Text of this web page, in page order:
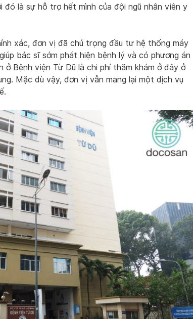
đó là sự hỗ trợ hết mình của đội ngũ nhân viên y
xác, đơn vị đã chú trọng đầu tư hệ thống máy
bác sĩ sớm phát hiện bệnh lý và có phương án
ở Bệnh viện Từ Dũ là chi phí thăm khám ở đây ở
Mặc dù vậy, đơn vị vẫn mang lại một dịch vụ